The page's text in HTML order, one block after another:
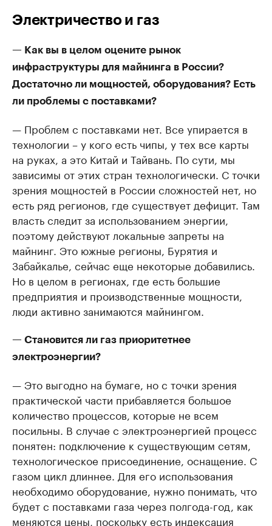
Электричество и газ
— Как вы в целом оцените рынок
инфраструктуры для майнинга в России?
Достаточно ли мощностей, оборудования? Есть
ли проблемы с поставками?
— Проблем с поставками нет. Все упирается в
технологии – у кого есть чипы, у тех все карты
на руках, а это Китай и Тайвань. По сути, мы
зависимы от этих стран технологически. С точки
зрения мощностей в России сложностей нет, но
есть ряд регионов, где существует дефицит. Там
власть следит за использованием энергии,
поэтому действуют локальные запреты на
майнинг. Это южные регионы, Бурятия и
Забайкалье, сейчас еще некоторые добавились.
Но в целом в регионах, где есть большие
предприятия и производственные мощности,
люди активно занимаются майнингом.
— Становится ли газ приоритетнее
электроэнергии?
— Это выгодно на бумаге, но с точки зрения
практической части прибавляется большое
количество процессов, которые не всем
посильны. В случае с электроэнергией процесс
понятен: подключение к существующим сетям,
технологическое присоединение, оснащение. С
газом цикл длиннее. Для его использования
необходимо оборудование, нужно понимать, что
будет с поставками газа через полгода-год, как
меняются цены, поскольку есть индексация